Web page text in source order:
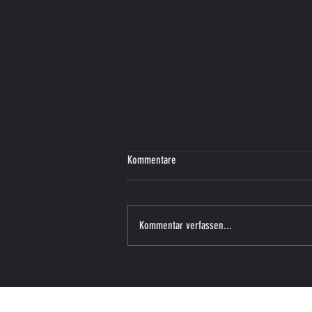
Kommentare
Kommentar verfassen...